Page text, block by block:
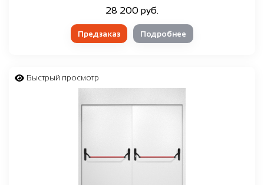
28 200 руб.
Предзаказ Подробнее
Быстрый просмотр